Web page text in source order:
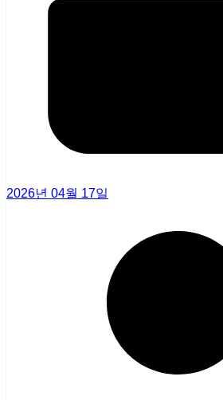
2026년 04월 17일